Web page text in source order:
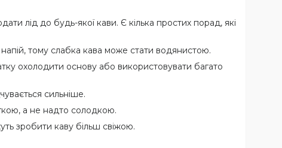
лід до будь-якої кави. Є кілька простих порад, які
тому слабка кава може стати водянистою.
охолодити основу або використовувати багато
сильніше.
а не надто солодкою.
зробити каву більш свіжою.